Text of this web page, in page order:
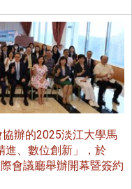
辦的2025淡江大學馬
進、數位創新」，於
會議廳舉辦開幕暨簽約